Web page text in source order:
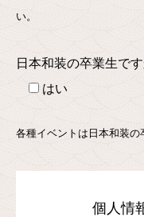
い。
日本和装の卒業生です
はい
各種イベントは日本和装の
個人情